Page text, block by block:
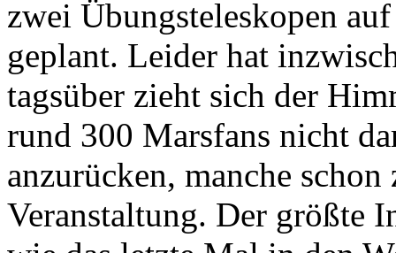
zwei Übungsteleskopen
geplant. Leider hat
tagsüber zieht sich der
rund 300 Marsfans nicht
anzurücken, manche
Veranstaltung. Der größte